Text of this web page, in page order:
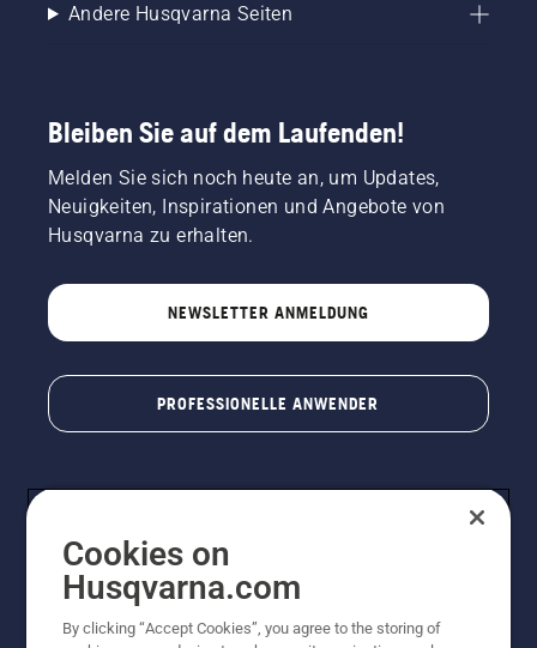
Andere Husqvarna Seiten
Bleiben Sie auf dem Laufenden!
Melden Sie sich noch heute an, um Updates,
Neuigkeiten, Inspirationen und Angebote von
Husqvarna zu erhalten.
NEWSLETTER ANMELDUNG
PROFESSIONELLE ANWENDER
Cookies on
Husqvarna.com
By clicking “Accept Cookies”, you agree to the storing of